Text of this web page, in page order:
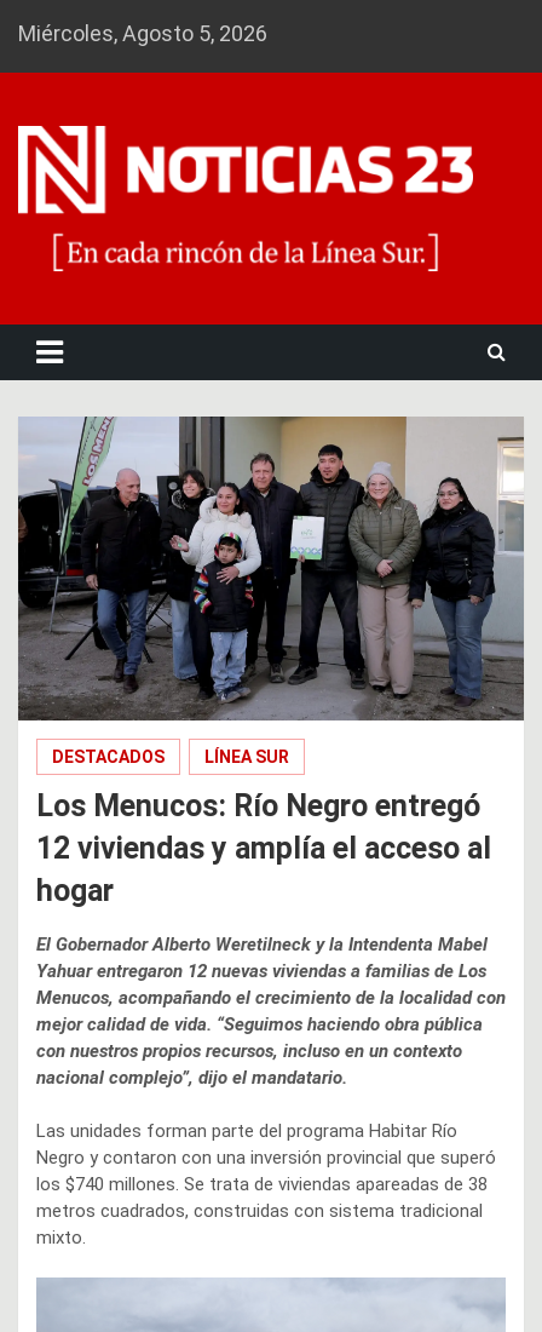
Miércoles, Agosto 5, 2026
DESTACADOS LÍNEA SUR
Los Menucos: Río Negro entregó
12 viviendas y amplía el acceso al
hogar
El Gobernador Alberto Weretilneck y la Intendenta Mabel
Yahuar entregaron 12 nuevas viviendas a familias de Los
Menucos, acompañando el crecimiento de la localidad con
mejor calidad de vida. “Seguimos haciendo obra pública
con nuestros propios recursos, incluso en un contexto
nacional complejo”, dijo el mandatario.
Las unidades forman parte del programa Habitar Río
Negro y contaron con una inversión provincial que superó
los $740 millones. Se trata de viviendas apareadas de 38
metros cuadrados, construidas con sistema tradicional
mixto.